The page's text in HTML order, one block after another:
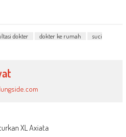
dokter dokter ke rumah
suci
XL Axiata